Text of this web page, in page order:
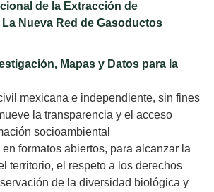
de la Extracción de
Nueva Red de Gasoductos
Mapas y Datos para la
mexicana e independiente, sin fines
la transparencia y el acceso
socioambiental
formatos abiertos, para alcanzar la
territorio, el respeto a los derechos
de la diversidad biológica y